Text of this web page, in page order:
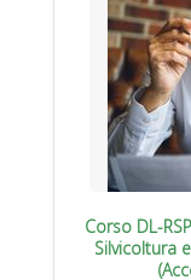
Corso DL-
Silvicoltura